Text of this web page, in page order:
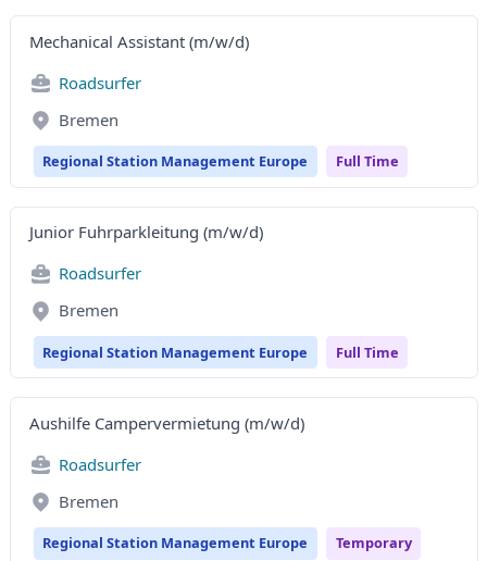
Mechanical Assistant (m/w/d)
Roadsurfer
Bremen
Regional Station Management Europe Full Time
Junior Fuhrparkleitung (m/w/d)
Roadsurfer
Bremen
Regional Station Management Europe Full Time
Aushilfe Campervermietung (m/w/d)
Roadsurfer
Bremen
Regional Station Management Europe Temporary